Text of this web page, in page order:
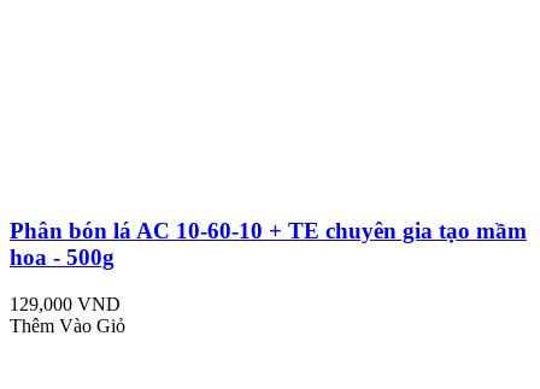
Phân bón lá AC 10-60-10 + TE chuyên gia tạo mầm
hoa - 500g
129,000 VND
Thêm Vào Giỏ